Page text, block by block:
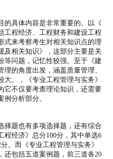
的具体内容是非常重要的。以《
工程经济、工程财务和建设工程
式来考察考生对相关知识点的理
及相关知识》，这部分主要是关
等问题，记忆性较强。至于《建
的角度出发，涵盖质量管理、
。，《专业工程管理与实务》
它不仅要考查理论知识，还需要
分析部分。
择题也有多项选择题，还有综合
程经济》总分100分，其中单选6
。而《专业工程管理与实务》
还包括五道案例题，前三道各20